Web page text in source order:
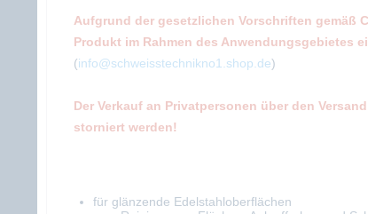
Aufgrund der gesetzlichen Vorschriften gemäß
Produkt im Rahmen des Anwendungsgebietes
(info@schweisstechnikno1.shop.de)
Der Verkauf an Privatpersonen über den
storniert werden!
für glänzende Edelstahloberflächen